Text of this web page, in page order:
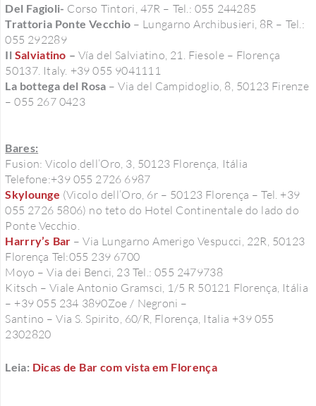
Del Fagioli- Corso Tintori, 47R – Tel.: 055 244285
Trattoria Ponte Vecchio – Lungarno Archibusieri, 8R – Tel.:
055 292289
Il Salviatino – Vía del Salviatino, 21. Fiesole – Florença
50137. Italy. +39 055 9041111
La bottega del Rosa – Via del Campidoglio, 8, 50123 Firenze
– 055 267 0423
Bares:
Fusion: Vicolo dell’Oro, 3, 50123 Florença, Itália
Telefone:+39 055 2726 6987
Skylounge (Vicolo dell’Oro, 6r – 50123 Florença – Tel. +39
055 2726 5806) no teto do Hotel Continentale do lado do
Ponte Vecchio.
Harrry’s Bar – Via Lungarno Amerigo Vespucci, 22R, 50123
Florença Tel:055 239 6700
Moyo – Via dei Benci, 23 Tel.: 055 2479738
Kitsch – Viale Antonio Gramsci, 1/5 R 50121 Florença, Itália
– +39 055 234 3890Zoe / Negroni –
Santino – Via S. Spirito, 60/R, Florença, Italia +39 055
2302820
Leia: Dicas de Bar com vista em Florença